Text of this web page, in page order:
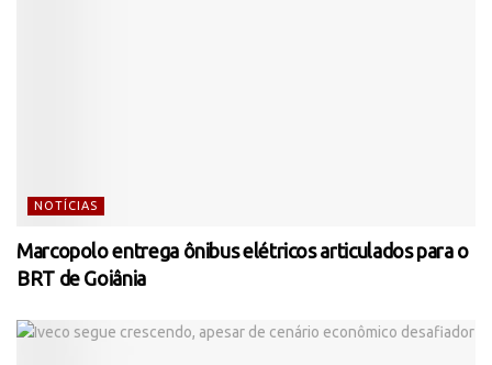
NOTÍCIAS
Marcopolo entrega ônibus elétricos articulados para o
BRT de Goiânia